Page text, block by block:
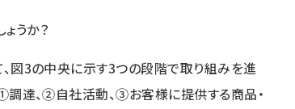
うか？
図3の中央に示す3つの段階で取り組みを進
①調達、②自社活動、③お客様に提供する商品・